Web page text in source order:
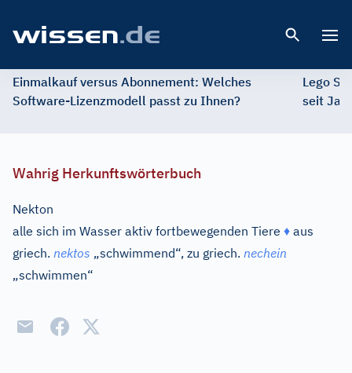
Einmalkauf versus Abonnement: Welches
Software-Lizenzmodell passt zu Ihnen?
Lego
seit
Wahrig Herkunftswörterbuch
Nekton
alle sich im Wasser aktiv fortbewegenden Tiere ♦ aus
griech. nektos „schwimmend“, zu griech. nechein
„schwimmen“